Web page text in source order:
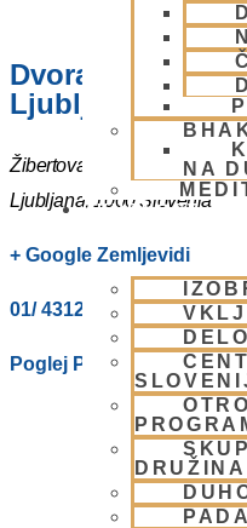
NA
SKUPNOST
Dvorana –
Ljubljani
Žibertova 27
Ljubljana, 1000 Slovenia
+ Google Zemljevidi
01/ 4312319
Poglej Prizorišče spletno